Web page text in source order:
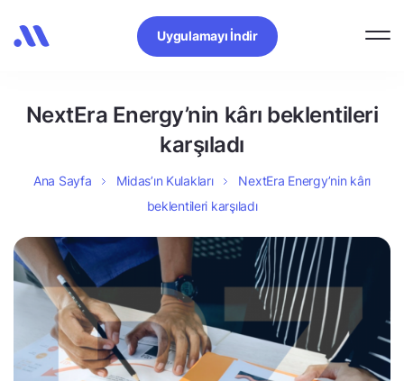
Uygulamayı İndir
NextEra Energy’nin kârı beklentileri
karşıladı
Ana Sayfa Midas’ın Kulakları
NextEra Energy’nin kârı
beklentileri karşıladı